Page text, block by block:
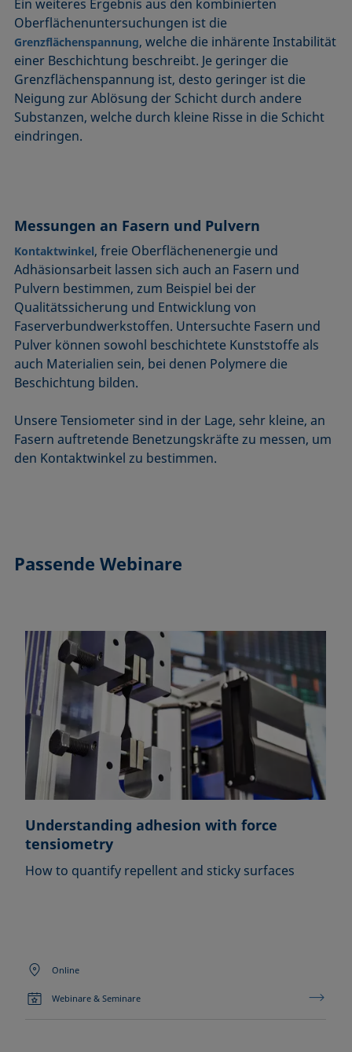
Ein weiteres Ergebnis aus den kombinierten
Oberflächenuntersuchungen ist die
Grenzflächenspannung, welche die inhärente Instabilität
einer Beschichtung beschreibt. Je geringer die
Grenzflächenspannung ist, desto geringer ist die
Neigung zur Ablösung der Schicht durch andere
Substanzen, welche durch kleine Risse in die Schicht
eindringen.
Messungen an Fasern und Pulvern
Kontaktwinkel, freie Oberflächenenergie und
Adhäsionsarbeit lassen sich auch an Fasern und
Pulvern bestimmen, zum Beispiel bei der
Qualitätssicherung und Entwicklung von
Faserverbundwerkstoffen. Untersuchte Fasern und
Pulver können sowohl beschichtete Kunststoffe als
auch Materialien sein, bei denen Polymere die
Beschichtung bilden.
Unsere Tensiometer sind in der Lage, sehr kleine, an
Fasern auftretende Benetzungskräfte zu messen, um
den Kontaktwinkel zu bestimmen.
Passende Webinare
Understanding adhesion with force
tensiometry
How to quantify repellent and sticky surfaces
Online
Webinare & Seminare